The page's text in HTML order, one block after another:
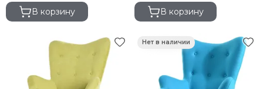
В корзину В корзину